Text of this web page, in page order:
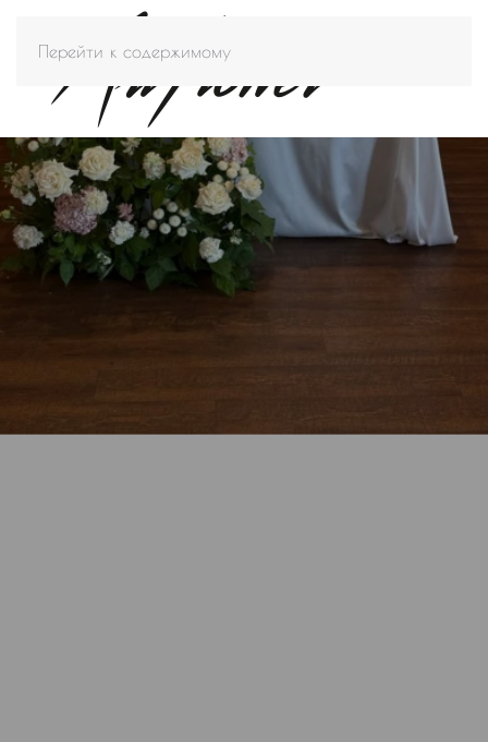
Перейти к содержимому